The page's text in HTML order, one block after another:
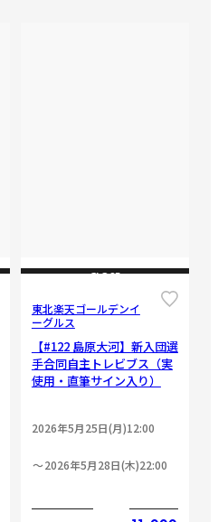
CLOSE
東北楽天ゴールデンイ
ーグルス
【#122 島原大河】新入団選
手合同自主トレビブス（実
使用・直筆サイン入り）
2026年5月25日(月)12:00
2026年5月28日(木)22:00